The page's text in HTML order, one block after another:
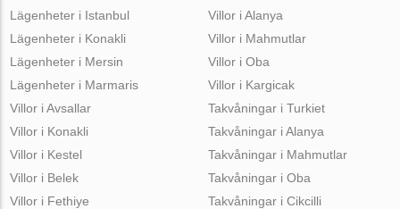
Lägenheter i Istanbul
Lägenheter i Konakli
Lägenheter i Mersin
Lägenheter i Marmaris
Villor i Alanya
Villor i Mahmutlar
Villor i Oba
Villor i Kargicak
Villor i Avsallar
Villor i Konakli
Villor i Kestel
Villor i Belek
Villor i Fethiye
Takvåningar i Turkiet
Takvåningar i Alanya
Takvåningar i Mahmutlar
Takvåningar i Oba
Takvåningar i Cikcilli